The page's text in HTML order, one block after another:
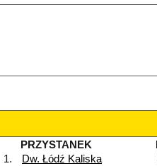
PRZYSTANEK
1.
Dw. Łódź Kaliska